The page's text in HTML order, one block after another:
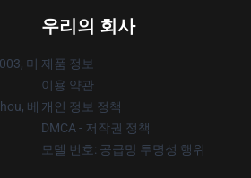
미
베
우리의 회사
제품 정보
이용 약관
개인 정보 정책
DMCA - 저작권 정책
모델 번호: 공급망 투명성 행위